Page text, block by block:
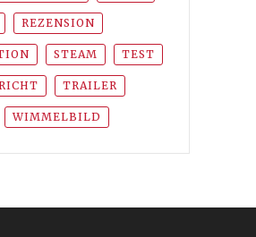
REZENSION
STEAM TEST
TRAILER
WIMMELBILD